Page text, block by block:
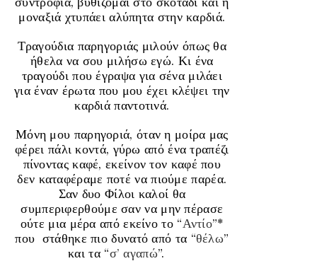
μοναξιά χτυπάει αλύπητα στην καρδιά.
Τραγούδια παρηγοριάς μιλούν όπως θα
ήθελα να σου μιλήσω εγώ. Κι ένα
τραγούδι που έγραψα για σένα μιλάει
για έναν έρωτα που μου έχει κλέψει την
καρδιά παντοτινά.
Μόνη μου παρηγοριά, όταν η μοίρα μας
φέρει πάλι κοντά, γύρω από ένα τραπέζι
πίνοντας καφέ, εκείνον τον καφέ που
δεν καταφέραμε ποτέ να πιούμε παρέα.
Σαν δυο Φίλοι καλοί θα
συμπεριφερθούμε σαν να μην πέρασε
ούτε μια μέρα από εκείνο το “Αντίο”*
που στάθηκε πιο δυνατό από τα “θέλω”
και τα “σ’ αγαπώ”.